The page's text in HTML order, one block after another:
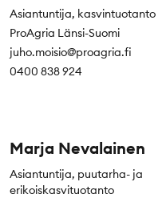
Asiantuntija, kasvintuotanto
ProAgria Länsi-Suomi
juho.moisio@proagria.fi
0400 838 924
Marja Nevalainen
Asiantuntija, puutarha- ja
erikoiskasvituotanto